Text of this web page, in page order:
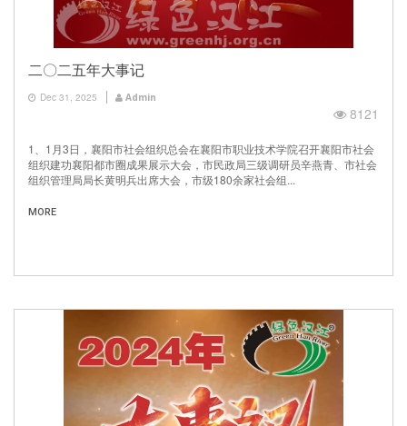
二〇二五年大事记
Dec 31, 2025 Admin
8121
1、1月3日，襄阳市社会组织总会在襄阳市职业技术学院召开襄阳市社会
组织建功襄阳都市圈成果展示大会，市民政局三级调研员辛燕青、市社会
组织管理局局长黄明兵出席大会，市级180余家社会组...
MORE